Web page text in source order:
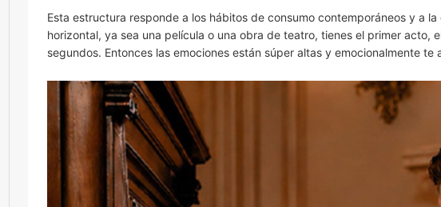
Esta estructura responde a los hábitos de consumo contemporáneos y a
horizontal, ya sea una película o una obra de teatro, tienes el primer
segundos. Entonces las emociones están súper altas y emocionalmente te